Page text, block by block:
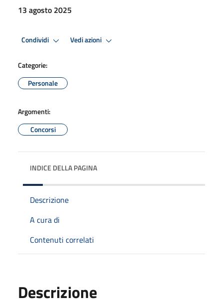
13 agosto 2025
Condividi Vedi azioni
Categorie:
Personale
Argomenti:
Concorsi
INDICE DELLA PAGINA
Descrizione
A cura di
Contenuti correlati
Descrizione